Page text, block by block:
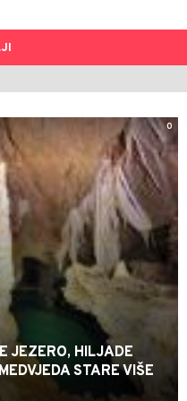
0
JEZERO, HILJADE
STARE VIŠE